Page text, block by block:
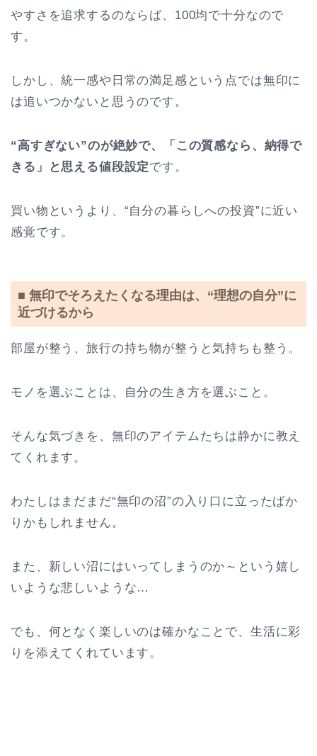
やすさを追求するのならば、100均で十分なので
す。
しかし、統一感や日常の満足感という点では無印に
は追いつかないと思うのです。
“高すぎない”のが絶妙で、「この質感なら、納得で
きる」と思える値段設定です。
買い物というより、“自分の暮らしへの投資”に近い
感覚です。
■ 無印でそろえたくなる理由は、“理想の自分”に
近づけるから
部屋が整う、旅行の持ち物が整うと気持ちも整う。
モノを選ぶことは、自分の生き方を選ぶこと。
そんな気づきを、無印のアイテムたちは静かに教え
てくれます。
わたしはまだまだ“無印の沼”の入り口に立ったばか
りかもしれません。
また、新しい沼にはいってしまうのか～という嬉し
いような悲しいような…
でも、何となく楽しいのは確かなことで、生活に彩
りを添えてくれています。